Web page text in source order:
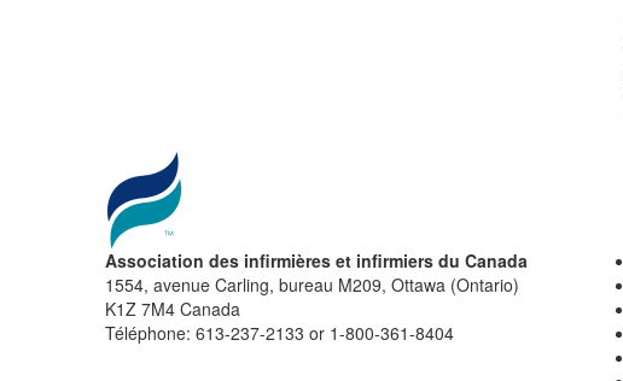
Association des infirmières et infirmiers du Canada
1554, avenue Carling, bureau M209, Ottawa (Ontario)
K1Z 7M4 Canada
Téléphone: 613-237-2133 or 1-800-361-8404